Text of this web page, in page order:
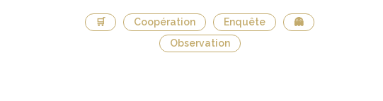
🛒 Coopération Enquête
👻
Observation